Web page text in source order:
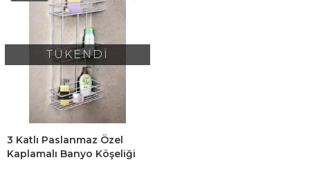
TÜKENDİ
3 Katlı Paslanmaz Özel
Kaplamalı Banyo Köşeliği